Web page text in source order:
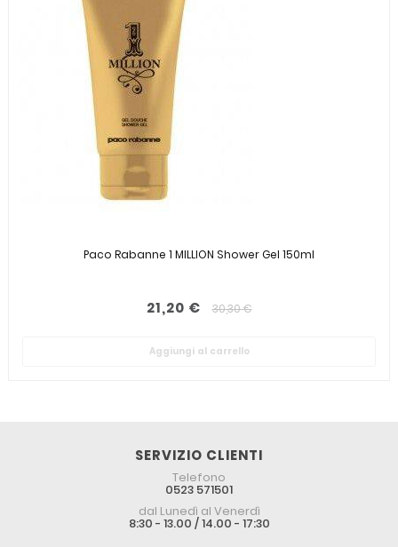
Paco Rabanne 1 MILLION Shower Gel 150ml
21,20 € 30,30 €
Aggiungi al carrello
SERVIZIO CLIENTI
Telefono
0523 571501
dal Lunedì al Venerdì
8:30 - 13.00 / 14.00 - 17:30